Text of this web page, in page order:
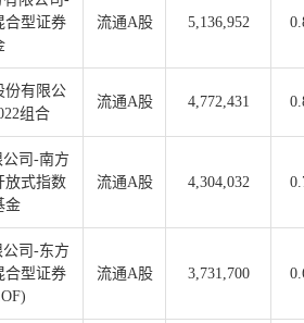
合型证券
流通A股 5,136,952
份有限公
组合
流通A股 4,772,431
司-南方
放式指数
金
流通A股 4,304,032
司-东方
合型证券
流通A股 3,731,700